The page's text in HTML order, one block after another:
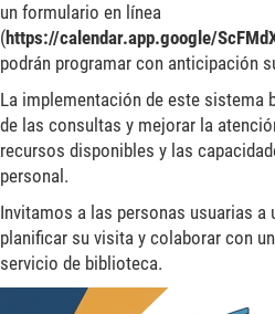
un formulario en línea
(https://calendar.app.google/
podrán programar con anticipación
La implementación de este sistema
de las consultas y mejorar la
recursos disponibles y las
personal.
Invitamos a las personas usuarias a
planificar su visita y colaborar con
servicio de biblioteca.